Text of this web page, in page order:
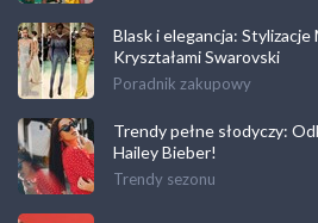
Blask i elegancja: Stylizacje
Kryształami Swarovski
Poradnik zakupowy
Trendy pełne słodyczy:
Hailey Bieber!
Trendy sezonu